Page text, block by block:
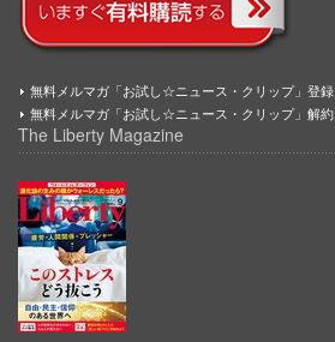
無料メルマガ「お試し☆ニュース・クリップ」登録
無料メルマガ「お試し☆ニュース・クリップ」解約
The Liberty Magazine